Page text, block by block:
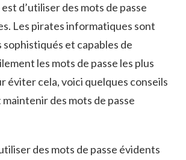
d’utiliser des⁤ mots de‌ passe
Les pirates informatiques sont
sophistiqués ⁤et capables de
les mots de passe les plus
éviter cela, voici quelques conseils
des mots de passe
des mots de passe évidents⁣